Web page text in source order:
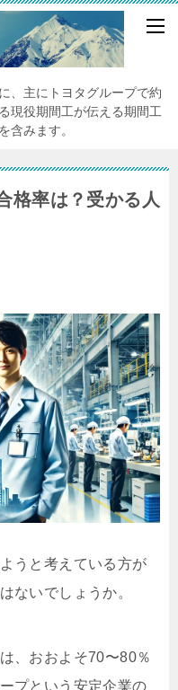
、主にトヨタグループで約
現役期間工が伝える期間工
含みます。
格率は？受かる人
うと考えている方が
ないでしょうか。
、おおよそ70〜80％
プという安定企業の